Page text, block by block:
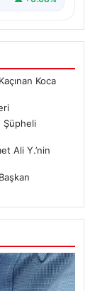
Koca
Şüpheli
Ali Y.’nin